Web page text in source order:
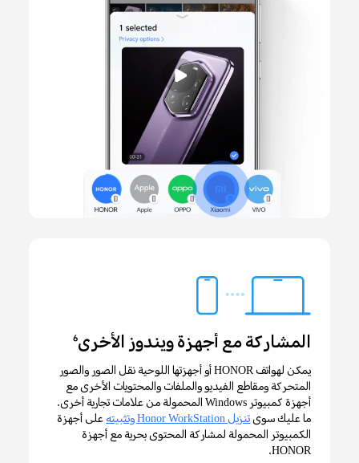
المشاركة مع أجهزة ويندوز الأخرى6
يمكن لهواتف HONOR أو أجهزتها اللوحية نقل الصور والصور
المتحركة ومقاطع الفيديو والملفات والمحتويات الأخرى مع
أجهزة كمبيوتر Windows المحمولة من علامات تجارية أخرى.
ما عليك سوىتنزيل Honor WorkStation وتثبيته
على أجهزة
الكمبيوتر المحمولة لمشاركة المحتوى بحرية مع أجهزة
HONOR.